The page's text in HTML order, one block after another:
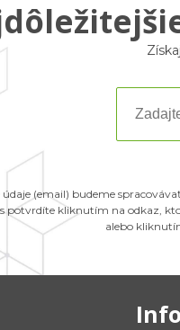
údaje (email) budeme
potvrdíte kliknutím na odkaz,
alebo